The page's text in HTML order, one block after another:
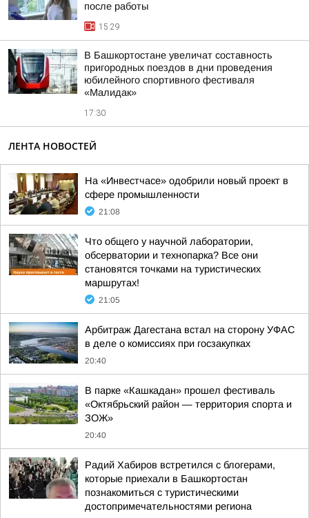
после работы
15:29
В Башкортостане увеличат составность
пригородных поездов в дни проведения
юбилейного спортивного фестиваля
«Малидак»
17:30
ЛЕНТА НОВОСТЕЙ
На «Инвестчасе» одобрили новый проект в
сфере промышленности
21:08
Что общего у научной лаборатории,
обсерватории и технопарка? Все они
становятся точками на туристических
маршрутах!
21:05
Арбитраж Дагестана встал на сторону УФАС
в деле о комиссиях при госзакупках
20:40
В парке «Кашкадан» прошел фестиваль
«Октябрьский район — территория спорта и
ЗОЖ»
20:40
Радий Хабиров встретился с блогерами,
которые приехали в Башкортостан
познакомиться с туристическими
достопримечательностями региона